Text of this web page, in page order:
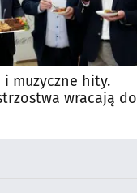
i muzyczne hity.
wracają do